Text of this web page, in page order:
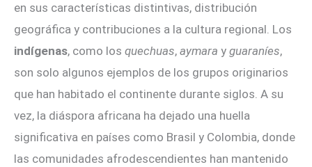
en sus características distintivas, distribución
geográfica y contribuciones a la cultura regional. Los
indígenas, como los quechuas, aymara y guaraníes,
son solo algunos ejemplos de los grupos originarios
que han habitado el continente durante siglos. A su
vez, la diáspora africana ha dejado una huella
significativa en países como Brasil y Colombia, donde
las comunidades afrodescendientes han mantenido